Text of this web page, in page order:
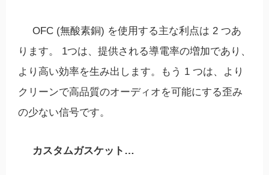
OFC (無酸素銅) を使用する主な利点は 2 つあ
ります。 1つは、提供される導電率の増加であり、
より高い効率を生み出します。もう 1 つは、より
クリーンで高品質のオーディオを可能にする歪み
の少ない信号です。
カスタムガスケット…